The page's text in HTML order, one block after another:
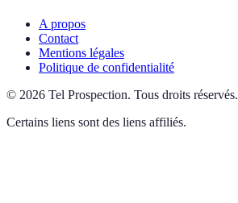
A propos
Contact
Mentions légales
Politique de confidentialité
© 2026 Tel Prospection. Tous droits réservés.
Certains liens sont des liens affiliés.